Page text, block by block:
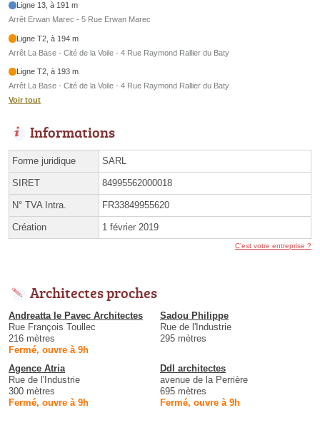
Ligne 13, à 191 m
Arrêt Erwan Marec - 5 Rue Erwan Marec
Ligne T2, à 194 m
Arrêt La Base - Cité de la Voile - 4 Rue Raymond Rallier du Baty
Ligne T2, à 193 m
Arrêt La Base - Cité de la Voile - 4 Rue Raymond Rallier du Baty
Voir tout
Informations
Forme juridique SARL
SIRET 84995562000018
N° TVA Intra. FR33849955620
Création 1 février 2019
C'est votre entreprise ?
Architectes proches
Andreatta le Pavec Architectes
Rue François Toullec
216 mètres
Fermé, ouvre à 9h
Sadou Philippe
Rue de l'Industrie
295 mètres
Agence Atria
Rue de l'Industrie
300 mètres
Fermé, ouvre à 9h
Ddl architectes
avenue de la Perrière
695 mètres
Fermé, ouvre à 9h